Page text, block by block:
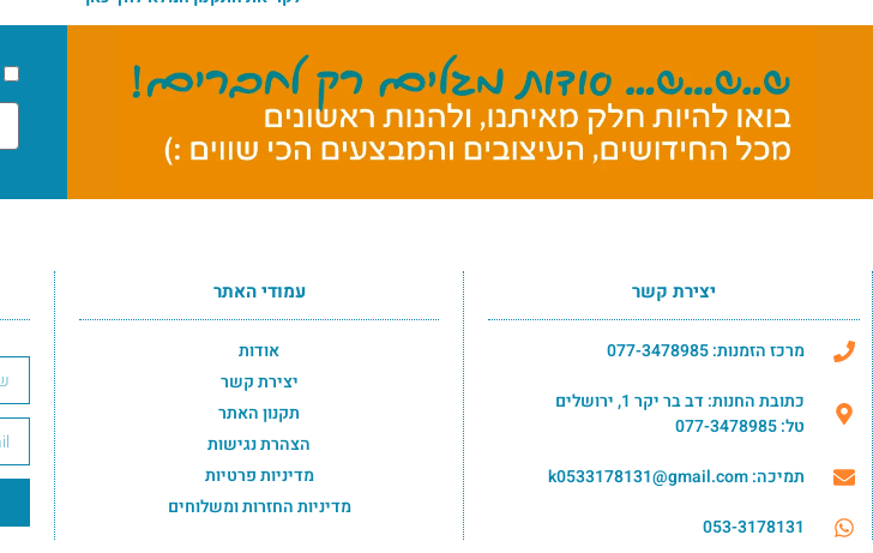
יצירת קשר
מרכז הזמנות: 077-3478985
כתובת החנות: דב בר יקר 1, ירושלים
טל: 077-3478985
תמיכה: k0533178131@gmail.com
053-3178131
עמודי האתר
אודות
יצירת קשר
תקנון האתר
הצהרת נגישות
מדיניות פרטיות
מדיניות החזרות ומשלוחים